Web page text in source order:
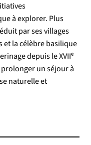
à explorer. Plus
par ses villages
et la célèbre basilique
depuis le XVIIᵉ
un séjour à
naturelle et